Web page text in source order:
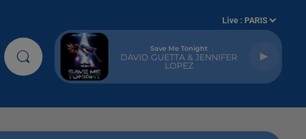
Live : PARIS
Save Me Tonight
DAVID GUETTA & JENNIFER
LOPEZ